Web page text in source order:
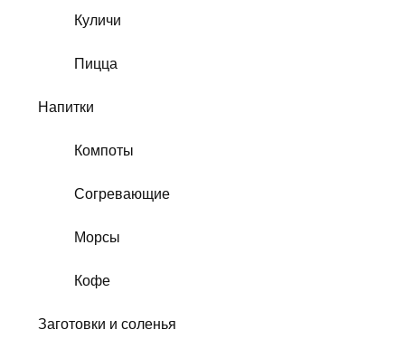
Куличи
Пицца
Напитки
Компоты
Согревающие
Морсы
Кофе
Заготовки и соленья